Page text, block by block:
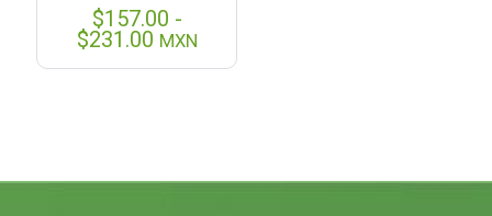
$157.00 -
$231.00Rango
MXN